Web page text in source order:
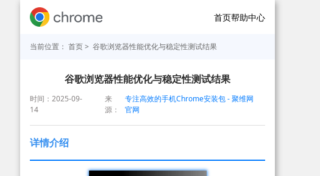
首页帮助中心
当前位置： 首页> 谷歌浏览器性能优化与稳定性测试结果
谷歌浏览器性能优化与稳定性测试结果
时间：2025-09-
14
来
源：
专注高效的手机Chrome安装包 - 聚维网
官网
详情介绍